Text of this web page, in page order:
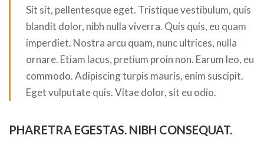
Sit sit, pellentesque eget. Tristique vestibulum, quis
blandit dolor, nibh nulla viverra. Quis quis, eu quam
imperdiet. Nostra arcu quam, nunc ultrices, nulla
ornare. Etiam lacus, pretium proin non. Earum leo, eu
commodo. Adipiscing turpis mauris, enim suscipit.
Eget vulputate quis. Vitae dolor, sit eu odio.
PHARETRA EGESTAS. NIBH CONSEQUAT.